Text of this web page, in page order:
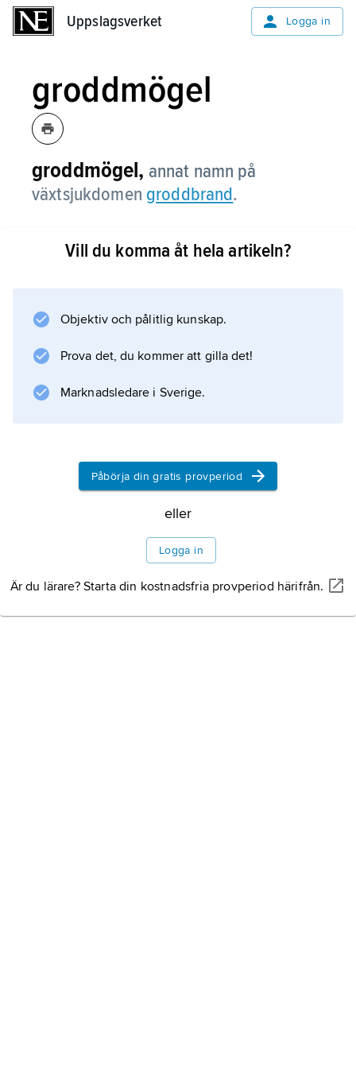
Uppslagsverket Logga in
groddmögel
groddmögel, annat namn på
växtsjukdomen groddbrand.
Vill du komma åt hela artikeln?
Objektiv och pålitlig kunskap.
Prova det, du kommer att gilla det!
Marknadsledare i Sverige.
Påbörja din gratis provperiod
eller
Logga in
Är du lärare? Starta din kostnadsfria provperiod härifrån.